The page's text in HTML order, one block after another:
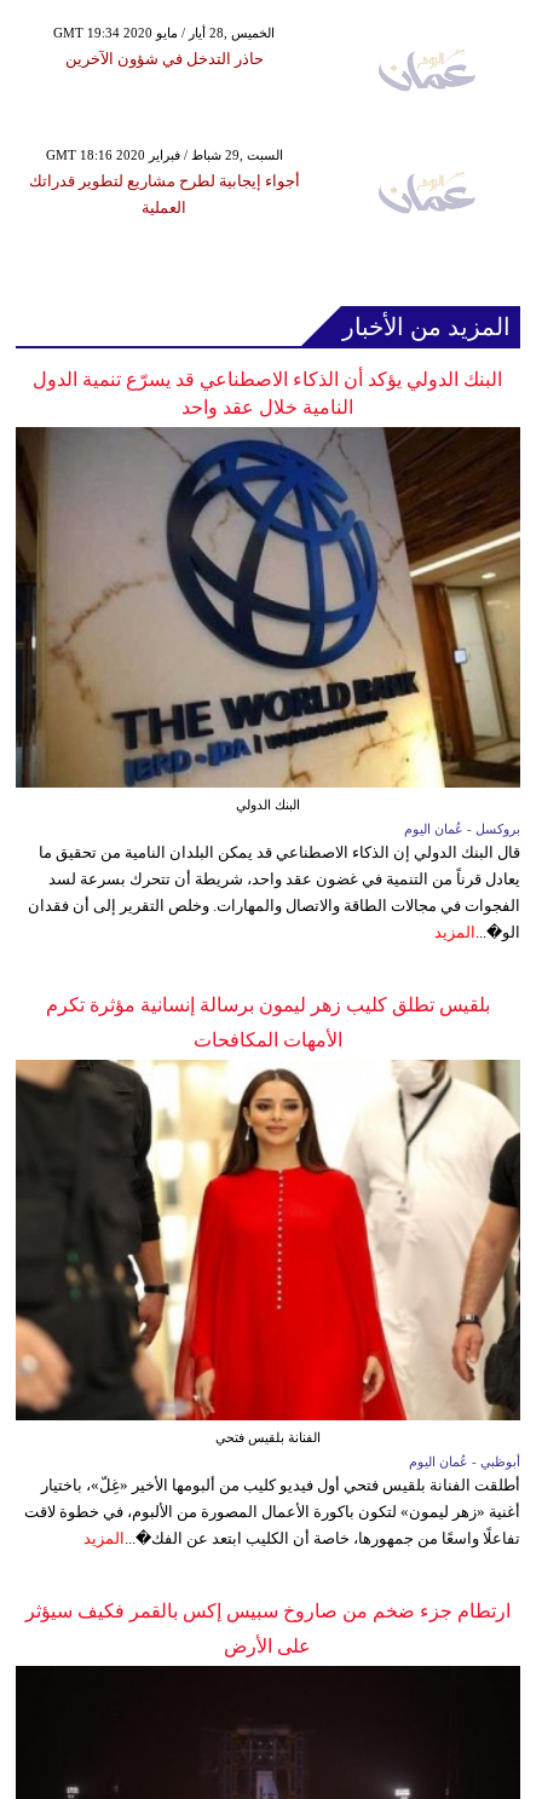
GMT 19:34 2020 الخميس ,28 أيار / مايو
حاذر التدخل في شؤون الآخرين
GMT 18:16 2020 السبت ,29 شباط / فبراير
أجواء إيجابية لطرح مشاريع لتطوير قدراتك
العملية
المزيد من الأخبار
البنك الدولي يؤكد أن الذكاء الاصطناعي قد يسرّع تنمية الدول
النامية خلال عقد واحد
البنك الدولي
بروكسل - عُمان اليوم
قال البنك الدولي إن الذكاء الاصطناعي قد يمكن البلدان النامية من تحقيق ما
يعادل قرناً من التنمية في غضون عقد واحد، شريطة أن تتحرك بسرعة لسد
الفجوات في مجالات الطاقة والاتصال والمهارات. وخلص التقرير إلى أن فقدان
الو�... المزيد
بلقيس تطلق كليب زهر ليمون برسالة إنسانية مؤثرة تكرم
الأمهات المكافحات
الفنانة بلقيس فتحي
أبوظبي - عُمان اليوم
أطلقت الفنانة بلقيس فتحي أول فيديو كليب من ألبومها الأخير «غِلّ»، باختيار
أغنية «زهر ليمون» لتكون باكورة الأعمال المصورة من الألبوم، في خطوة لاقت
تفاعلًا واسعًا من جمهورها، خاصة أن الكليب ابتعد عن الفك�...
المزيد
ارتطام جزء ضخم من صاروخ سبيس إكس بالقمر فكيف سيؤثر
على الأرض